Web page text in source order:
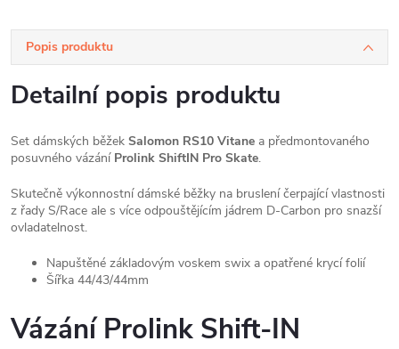
Popis produktu
Detailní popis produktu
Set dámských běžek Salomon RS10 Vitane a předmontovaného
posuvného vázání Prolink ShiftIN Pro Skate.
Skutečně výkonnostní dámské běžky na bruslení čerpající vlastnosti
z řady S/Race ale s více odpouštějícím jádrem D-Carbon pro snazší
ovladatelnost.
Napuštěné základovým voskem swix a opatřené krycí folií
Šířka 44/43/44mm
Vázání Prolink Shift-IN